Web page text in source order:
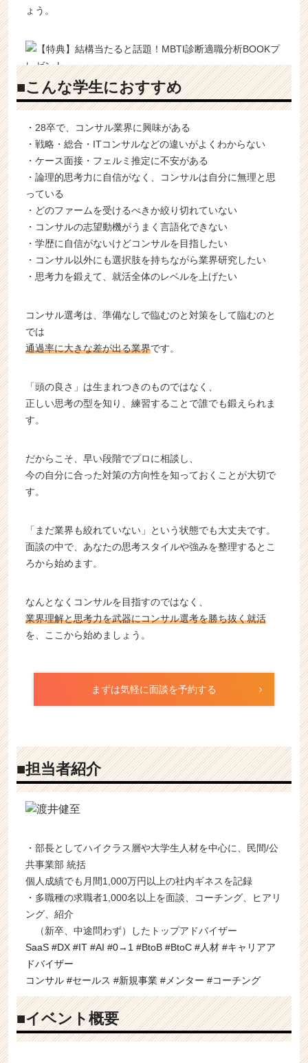
ょう。
■こんな学生におすすめ
・28卒で、コンサル業界に興味がある
・戦略・総合・ITコンサルなどの違いがよくわからない
・ケース面接・フェルミ推定に不安がある
・論理的思考力に自信がなく、コンサルは自分に無理と思
っている
・どのファームを受けるべきか絞り切れていない
・コンサルの志望動機がうまく言語化できない
・学歴に自信がないけどコンサルを目指したい
・コンサル以外にも選択肢を持ちながら業界研究したい
・思考力を鍛えて、就活全体のレベルを上げたい
コンサル選考は、準備なしで臨むのと対策をして臨むのと
では
通過率に大きな差が出る業界です。
「頭の良さ」は生まれつきのものではなく、
正しい思考の型を知り、練習することで誰でも鍛えられま
す。
だからこそ、早い段階でプロに相談し、
今の自分に合った対策の方向性を知っておくことが大切で
す。
「まだ業界も絞れていない」という状態でも大丈夫です。
面談の中で、あなたの思考スタイルや強みを整理するとこ
ろから始めます。
なんとなくコンサルを目指すのではなく、
業界理解と思考力を武器にコンサル選考を勝ち抜く就活
を、ここから始めましょう。
まずは気軽に面談を予約する
■担当者紹介
・部長としてハイクラス層や大学生人材を中心に、民間/公
共事業部 統括
個人成績でも月間1,000万円以上の社内ギネスを記録
・多職種の求職者1,000名以上を面談、コーチング、ヒアリ
ング、紹介
（新卒、中途問わず）したトップアドバイザー
SaaS #DX #IT #AI #0→1 #BtoB #BtoC #人材 #キャリアア
ドバイザー
コンサル #セールス #新規事業 #メンター #コーチング
■イベント概要